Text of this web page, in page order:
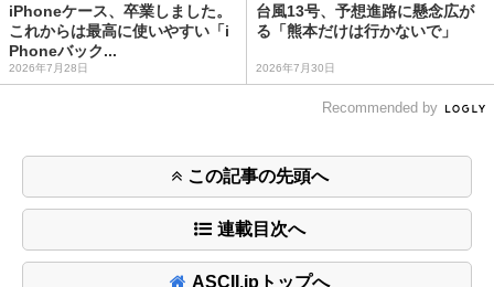
iPhoneケース、卒業しました。
これからは最高に使いやすい「i
Phoneバック...
2026年7月28日
台風13号、予想進路に懸念広が
る「熊本だけは行かないで」
2026年7月30日
Recommended by
この記事の先頭へ
連載目次へ
ASCII.jpトップへ